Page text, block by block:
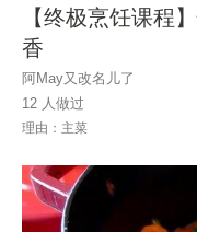
【终极烹饪课程
香
阿May又改名儿了
12 人做过
理由：主菜